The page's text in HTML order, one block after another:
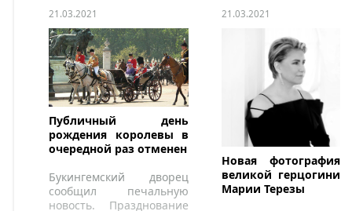
21.03.2021
Публичный день
рождения королевы в
очередной раз отменен
Букингемский дворец
сообщил печальную
новость. Празднование
21.03.2021
Новая фотография
великой герцогини
Марии Терезы